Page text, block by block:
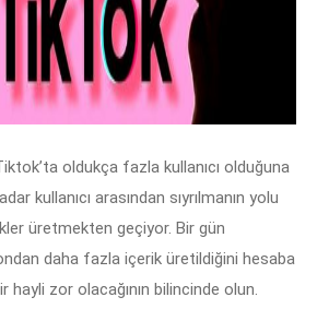
oldukça fazla kullanıcı olduğuna
kullanıcı arasından sıyrılmanın yolu
üretmekten geçiyor. Bir gün
daha fazla içerik üretildiğini hesaba
hayli zor olacağının bilincinde olun.